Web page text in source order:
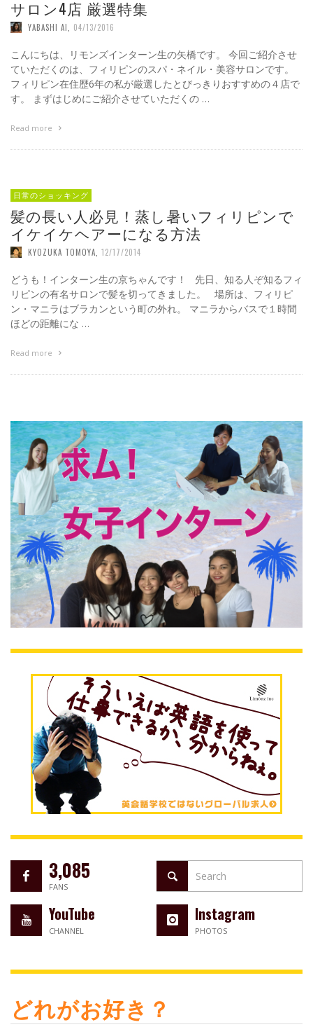
サロン4店 厳選特集
YABASHI AI 04/13/2016
こんにちは、リモンズインターン生の矢橋です。 今回ご紹介させ
ていただくのは、フィリピンのスパ・ネイル・美容サロンです。
フィリピン在住歴6年の私が厳選したとびっきりおすすめの４店で
す。 まずはじめにご紹介させていただくの …
Read more
日常のショッキング
髪の長い人必見！蒸し暑いフィリピンで
イケイケヘアーになる方法
KYOZUKA TOMOYA 12/17/2014
どうも！インターン生の京ちゃんです！ 先日、知る人ぞ知るフィ
リピンの有名サロンで髪を切ってきました。 場所は、フィリピ
ン・マニラはブラカンという町の外れ。 マニラからバスで１時間
ほどの距離にな …
Read more
3,085
FANS
YouTube
CHANNEL
Instagram
PHOTOS
どれがお好き？